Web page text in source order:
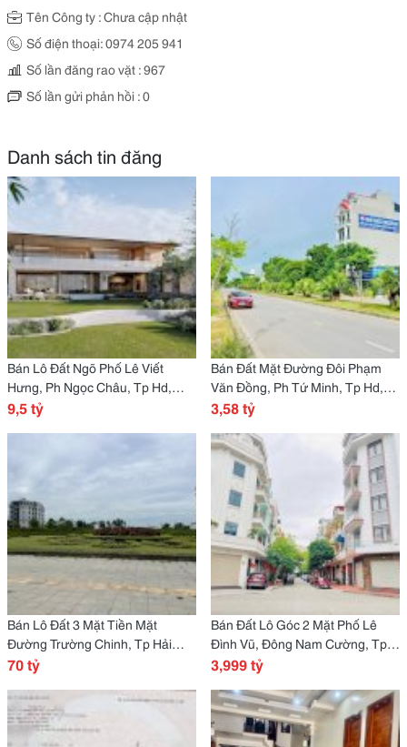
Tên Công ty : Chưa cập nhật
Số điện thoại: 0974 205 941
Số lần đăng rao vặt : 967
Số lần gửi phản hồi : 0
Danh sách tin đăng
Bán Lô Đất Ngõ Phố Lê Viết
Hưng, Ph Ngọc Châu, Tp Hd,
395.59M2, Mt 22.23M, Giá Tốt
9,5 tỷ
Bán Đất Mặt Đường Đôi Phạm
Văn Đồng, Ph Tứ Minh, Tp Hd,
69.8M2, Mt 4.5M, Chỉ 3.5X Tỷ
3,58 tỷ
Bán Lô Đất 3 Mặt Tiền Mặt
Đường Trường Chinh, Tp Hải
Dương, 789M2, Lô Góc, Kd Tốt,
70 tỷ
Bán Đất Lô Góc 2 Mặt Phố Lê
Đình Vũ, Đông Nam Cường, Tp
Hd, 57.25M2, Đường 13.5M, 3.X
3,999 tỷ